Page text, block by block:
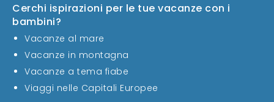
Cerchi ispirazioni per le tue vacanze con i
bambini?
Vacanze al mare
Vacanze in montagna
Vacanze a tema fiabe
Viaggi nelle Capitali Europee